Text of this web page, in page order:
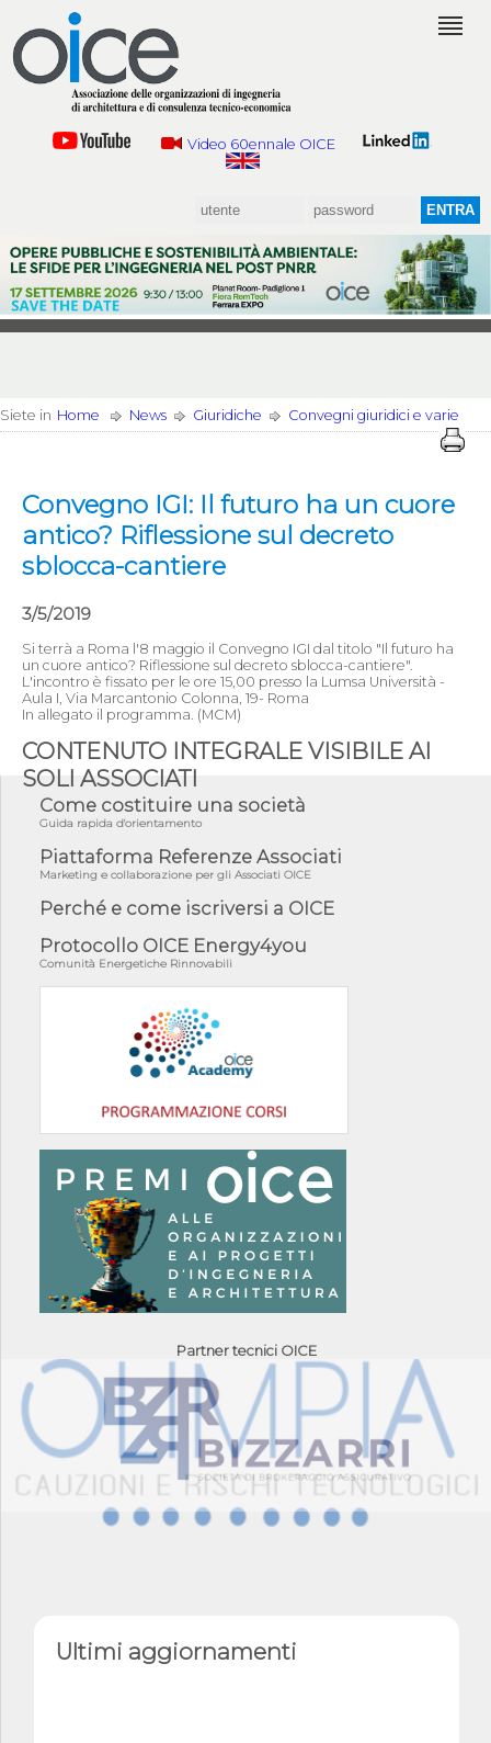
Video 60ennale OICE
Siete in Home News Giuridiche Convegni giuridici e varie
Convegno IGI: Il futuro ha un cuore
antico? Riflessione sul decreto
sblocca-cantiere
3/5/2019
Si terrà a Roma l'8 maggio il Convegno IGI dal titolo "Il futuro ha
un cuore antico? Riflessione sul decreto sblocca-cantiere".
L'incontro è fissato per le ore 15,00 presso la Lumsa Università -
Aula I, Via Marcantonio Colonna, 19- Roma
In allegato il programma. (MCM)
CONTENUTO INTEGRALE VISIBILE AI
SOLI ASSOCIATI
Come costituire una società
Guida rapida d'orientamento
Piattaforma Referenze Associati
Marketing e collaborazione per gli Associati OICE
Perché e come iscriversi a OICE
Protocollo OICE Energy4you
Comunità Energetiche Rinnovabili
Partner tecnici OICE
Ultimi aggiornamenti